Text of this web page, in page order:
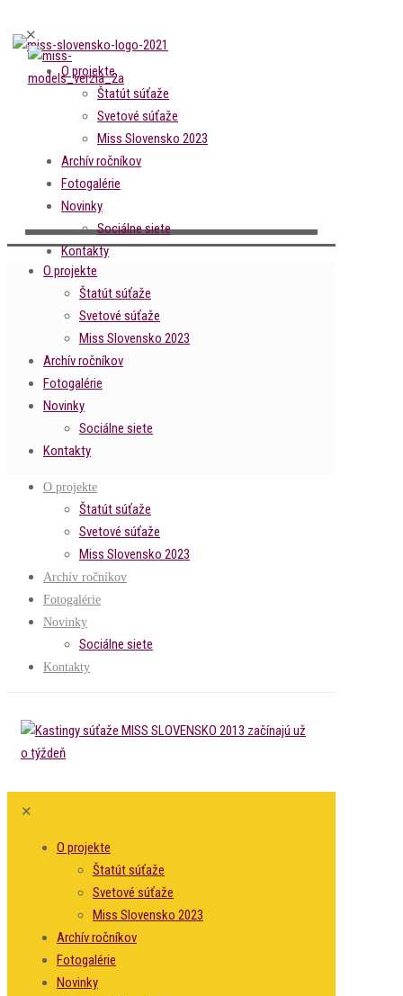
✕
O projekte
Štatút súťaže
Svetové súťaže
Miss Slovensko 2023
Archív ročníkov
Fotogalérie
Novinky
Sociálne siete
Kontakty
O projekte
Štatút súťaže
Svetové súťaže
Miss Slovensko 2023
Archív ročníkov
Fotogalérie
Novinky
Sociálne siete
Kontakty
O projekte
Štatút súťaže
Svetové súťaže
Miss Slovensko 2023
Archív ročníkov
Fotogalérie
Novinky
Sociálne siete
Kontakty
✕
O projekte
Štatút súťaže
Svetové súťaže
Miss Slovensko 2023
Archív ročníkov
Fotogalérie
Novinky